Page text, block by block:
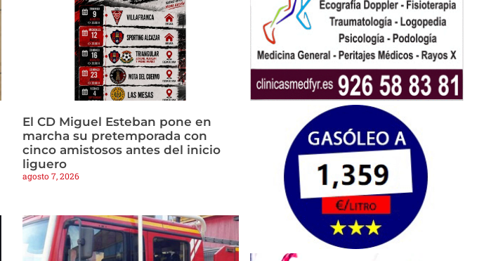
El CD Miguel Esteban pone en
marcha su pretemporada con
cinco amistosos antes del inicio
liguero
agosto 7, 2026